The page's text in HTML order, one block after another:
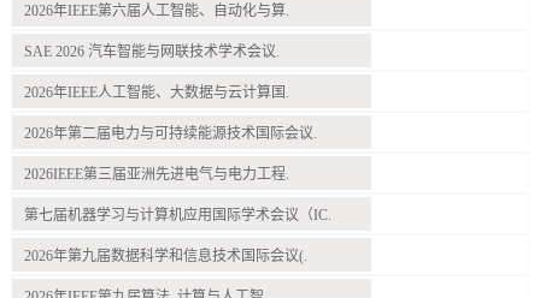
2026年IEEE第六届人工智能、自动化与算.
SAE 2026 汽车智能与网联技术学术会议.
2026年IEEE人工智能、大数据与云计算国.
2026年第二届电力与可持续能源技术国际会议.
2026IEEE第三届亚洲先进电气与电力工程.
第七届机器学习与计算机应用国际学术会议（IC.
2026年第九届数据科学和信息技术国际会议(.